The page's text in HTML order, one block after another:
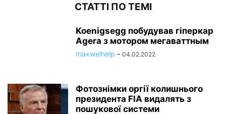
СТАТТІ ПО ТЕМІ
Koenigsegg побудував гіперкар
Agera з мотором мегаваттным
maxwelhelp - 04.02.2022
Фотознімки оргії колишнього
президента FIA видалять з
пошукової системи